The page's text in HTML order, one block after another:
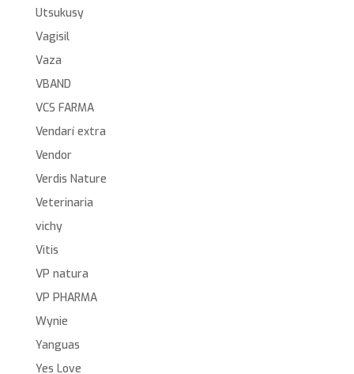
Utsukusy
Vagisil
Vaza
VBAND
VCS FARMA
Vendarí extra
Vendor
Verdis Nature
Veterinaria
vichy
Vitis
VP natura
VP PHARMA
Wynie
Yanguas
Yes Love